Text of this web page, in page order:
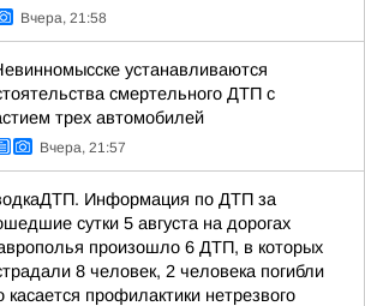
Вчера, 21:58
устанавливаются
смертельного ДТП с
трех автомобилей
Вчера, 21:57
Информация по ДТП за
сутки 5 августа на дорогах
произошло 6 ДТП, в которых
8 человек, 2 человека погибли
касается профилактики нетрезвого